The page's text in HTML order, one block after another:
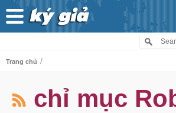
Trang chủ /
chỉ mục